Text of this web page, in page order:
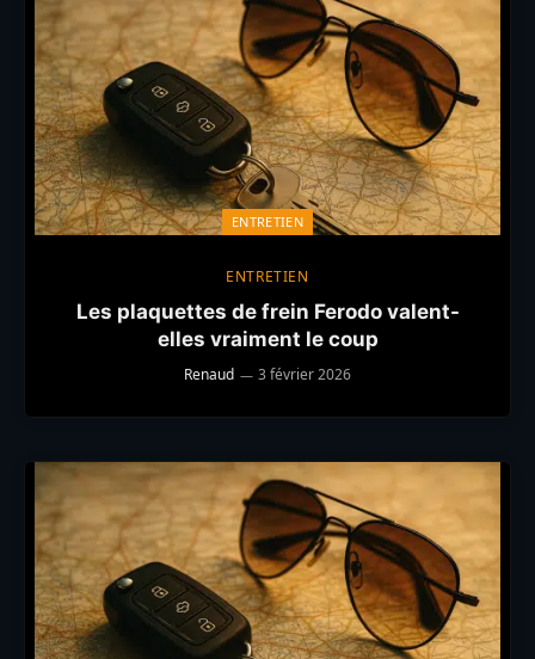
ENTRETIEN
ENTRETIEN
Les plaquettes de frein Ferodo valent-
elles vraiment le coup
Renaud 3 février 2026